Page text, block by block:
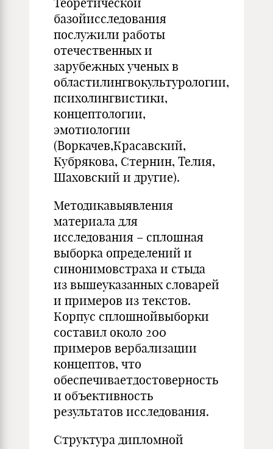
базойисследования
послужили работы
отечественных и
зарубежных ученых в
областилингвокультурологии,
психолингвистики,
концептологии,
эмотиологии
(Воркачев,Красавский,
Кубрякова, Стернин, Телия,
Шаховский и другие).
Методикавыявления
материала для
исследования – сплошная
выборка определений и
синонимовстраха и стыда
из вышеуказанных словарей
и примеров из текстов.
Корпус сплошнойвыборки
составил около 200
примеров вербализации
концептов, что
обеспечиваетдостоверность
и объективность
результатов исследования.
Структура дипломной